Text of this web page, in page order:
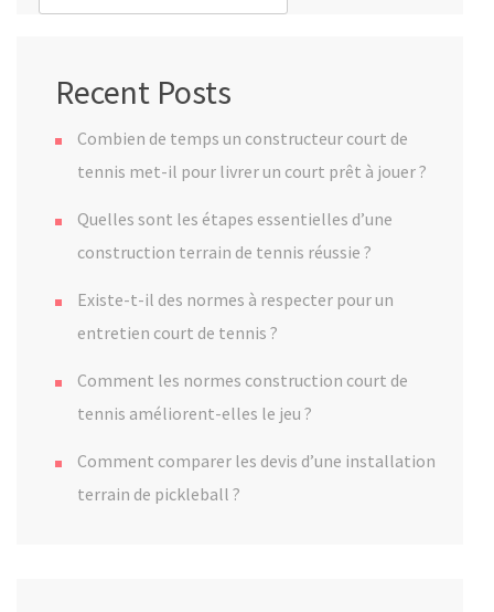
Recent Posts
Combien de temps un constructeur court de
tennis met-il pour livrer un court prêt à jouer ?
Quelles sont les étapes essentielles d’une
construction terrain de tennis réussie ?
Existe-t-il des normes à respecter pour un
entretien court de tennis ?
Comment les normes construction court de
tennis améliorent-elles le jeu ?
Comment comparer les devis d’une installation
terrain de pickleball ?